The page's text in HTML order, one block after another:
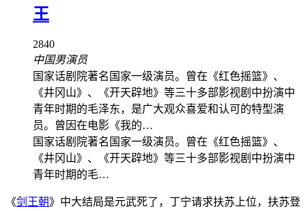
王
2840
中国男演员
国家话剧院著名国家一级演员。曾在《红色摇篮》、
《井冈山》、《开天辟地》等三十多部影视剧中扮演中
青年时期的毛泽东，是广大观众喜爱和认可的特型演
员。曾因在电影《我的…
国家话剧院著名国家一级演员。曾在《红色摇篮》、
《井冈山》、《开天辟地》等三十多部影视剧中扮演中
青年时期的毛…
《剑王朝》中大结局是元武死了，丁宁请求扶苏上位，扶苏登